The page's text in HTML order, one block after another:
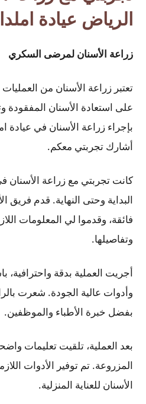
الرياض عيادة
زراعة الأسنان لمرضى السكري
تعتبر زراعة الأسنان من
على استعادة الأسنان
بإجراء زراعة الأسنان في عيادة
أشارك تجربتي معكم.
كانت تجربتي مع زراعة الأسنان
البداية وحتى النهاية. قدم فريق
فائقة، وقدموا لي المعلومات
وتفاصيلها.
أجريت العملية بدقة واحترافية،
وأدوات عالية الجودة. شعرت
بفضل خبرة الأطباء والموظفين.
بعد العملية، تلقيت تعليمات
المزروعة. تم توفير الأدوات
الأسنان للعناية المنزلية.